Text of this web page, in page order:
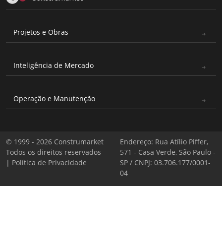
Projetos e Obras
Inteligência de Mercado
Operação e Manutenção
© 1999 - 2026 Construmarket
Todos os direitos reservados
| Política de Privacidade
Endereço: Rua Atílio Piffer,
571 - Casa Verde, São Paulo -
SP / CNPJ: 03.706.177/0001-
04